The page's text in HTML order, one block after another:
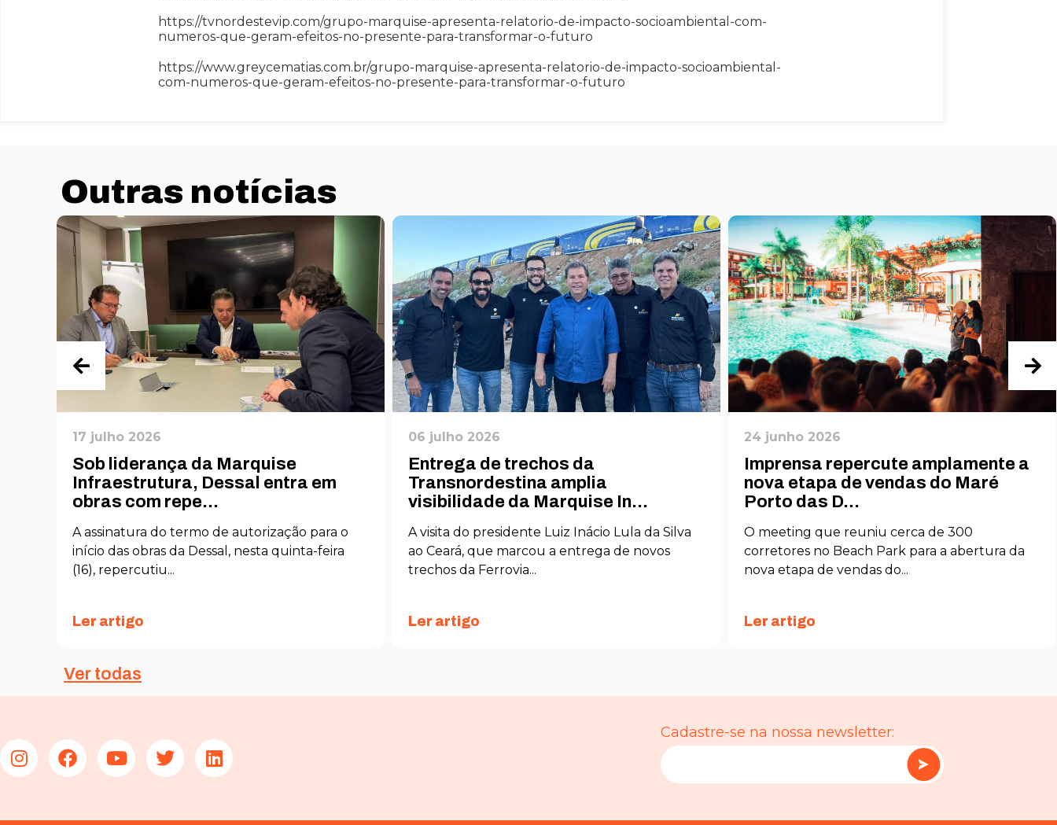
https://tvnordestevip.com/grupo-marquise-apresenta-relatorio-de-impacto-socioambiental-com-
numeros-que-geram-efeitos-no-presente-para-transformar-o-futuro
https://www.greycematias.com.br/grupo-marquise-apresenta-relatorio-de-impacto-socioambiental-
com-numeros-que-geram-efeitos-no-presente-para-transformar-o-futuro
Outras notícias
17 julho 2026
Sob liderança da Marquise
Infraestrutura, Dessal entra em
obras com repe...
A assinatura do termo de autorização para o
início das obras da Dessal, nesta quinta-feira
(16), repercutiu...
Ler artigo
06 julho 2026
Entrega de trechos da
Transnordestina amplia
visibilidade da Marquise In...
A visita do presidente Luiz Inácio Lula da Silva
ao Ceará, que marcou a entrega de novos
trechos da Ferrovia...
Ler artigo
24 junho 2026
Imprensa repercute amplamente a
nova etapa de vendas do Maré
Porto das D...
O meeting que reuniu cerca de 300
corretores no Beach Park para a abertura da
nova etapa de vendas do...
Ler artigo
Ver todas
Cadastre-se na nossa newsletter:
Necessário